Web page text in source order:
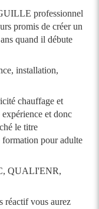
professionnel
promis de créer un
quand il débute
installation,
chauffage et
et donc
le titre
pour adulte
QUALI'ENR,
vous aurez